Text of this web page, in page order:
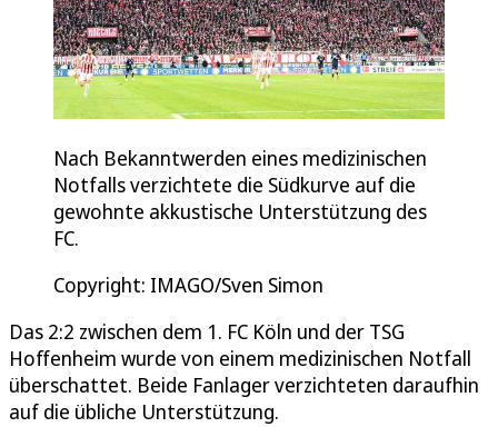
Nach Bekanntwerden eines medizinischen
Notfalls verzichtete die Südkurve auf die
gewohnte akkustische Unterstützung des
FC.
Copyright: IMAGO/Sven Simon
Das 2:2 zwischen dem 1. FC Köln und der TSG
Hoffenheim wurde von einem medizinischen Notfall
überschattet. Beide Fanlager verzichteten daraufhin
auf die übliche Unterstützung.